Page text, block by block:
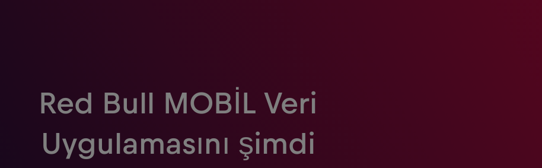
Red Bull MOBİL Veri
Uygulamasını şimdi